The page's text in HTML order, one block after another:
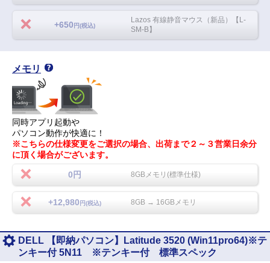
+650 円(税込)
Lazos 有線静音マウス（新品）【L-
SM-B】
メモリ
同時アプリ起動や
パソコン動作が快適に！
※こちらの仕様変更をご選択の場合、出荷まで２～３営業日余分
に頂く場合がございます。
0円 8GBメモリ(標準仕様)
+12,980 円(税込) 8GB → 16GBメモリ
DELL 【即納パソコン】Latitude 3520 (Win11pro64)※テ
ンキー付 5N11 ※テンキー付 標準スペック